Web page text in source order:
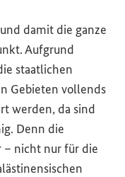
damit die ganze
Aufgrund
staatlichen
Gebieten vollends
werden, da sind
Denn die
– nicht nur für die